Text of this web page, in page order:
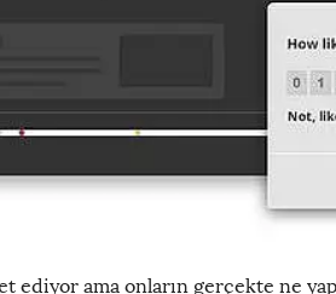
ama onların gerçekte ne